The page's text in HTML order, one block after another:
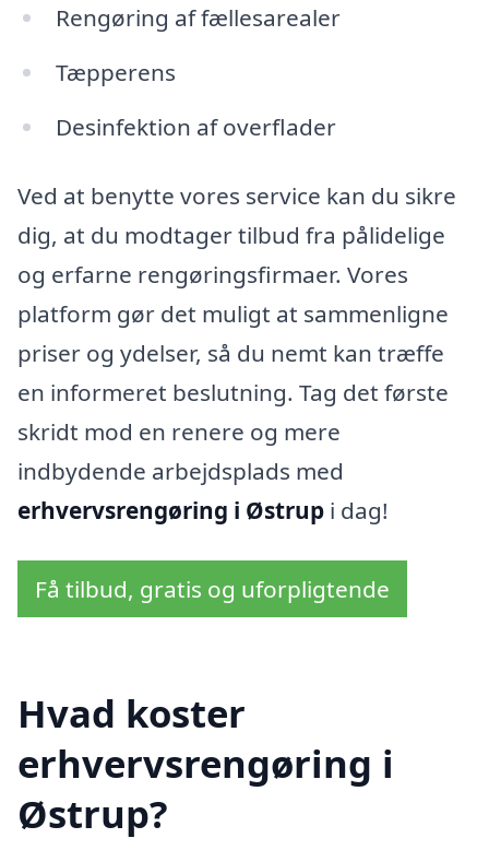
Rengøring af fællesarealer
Tæpperens
Desinfektion af overflader
Ved at benytte vores service kan du sikre
dig, at du modtager tilbud fra pålidelige
og erfarne rengøringsfirmaer. Vores
platform gør det muligt at sammenligne
priser og ydelser, så du nemt kan træffe
en informeret beslutning. Tag det første
skridt mod en renere og mere
indbydende arbejdsplads med
erhvervsrengøring i Østrup i dag!
Få tilbud, gratis og uforpligtende
Hvad koster
erhvervsrengøring i
Østrup?